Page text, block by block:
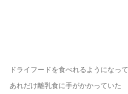
ドライフードを食べれるようになって
あれだけ離乳食に手がかかっていた